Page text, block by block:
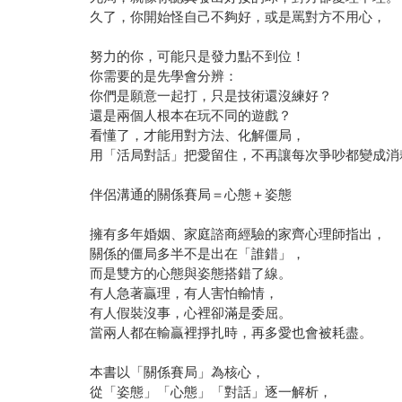
久了，你開始怪自己不夠好，或是罵對方不用心，
努力的你，可能只是發力點不到位！
你需要的是先學會分辨：
你們是願意一起打，只是技術還沒練好？
還是兩個人根本在玩不同的遊戲？
看懂了，才能用對方法、化解僵局，
用「活局對話」把愛留住，不再讓每次爭吵都變成
伴侶溝通的關係賽局＝心態＋姿態
擁有多年婚姻、家庭諮商經驗的家齊心理師指出，
關係的僵局多半不是出在「誰錯」，
而是雙方的心態與姿態搭錯了線。
有人急著贏理，有人害怕輸情，
有人假裝沒事，心裡卻滿是委屈。
當兩人都在輸贏裡掙扎時，再多愛也會被耗盡。
本書以「關係賽局」為核心，
從「姿態」「心態」「對話」逐一解析，